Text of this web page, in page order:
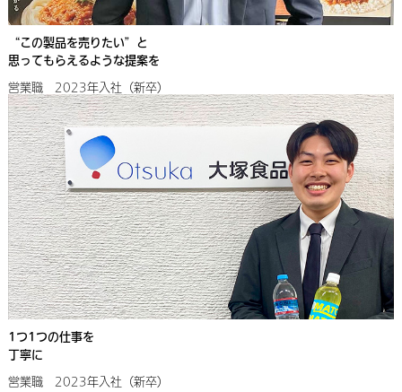
“この製品を売りたい”と
思ってもらえるような提案を
営業職 2023年入社（新卒）
1つ1つの仕事を
丁寧に
営業職 2023年入社（新卒）